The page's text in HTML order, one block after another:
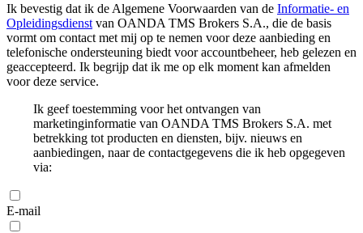
Ik bevestig dat ik de Algemene Voorwaarden van de Informatie- en
Opleidingsdienst van OANDA TMS Brokers S.A., die de basis
vormt om contact met mij op te nemen voor deze aanbieding en
telefonische ondersteuning biedt voor accountbeheer, heb gelezen en
geaccepteerd. Ik begrijp dat ik me op elk moment kan afmelden
voor deze service.
Ik geef toestemming voor het ontvangen van
marketinginformatie van OANDA TMS Brokers S.A. met
betrekking tot producten en diensten, bijv. nieuws en
aanbiedingen, naar de contactgegevens die ik heb opgegeven
via:
E-mail